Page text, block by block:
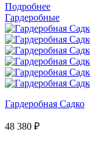
Подробнее
Гардеробные
Гардеробная Садко
48 380 ₽